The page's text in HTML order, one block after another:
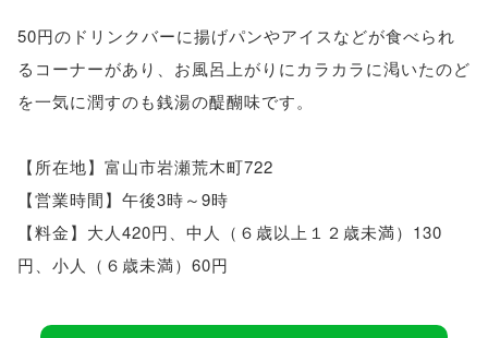
50円のドリンクバーに揚げパンやアイスなどが食べられ
るコーナーがあり、お風呂上がりにカラカラに渇いたのど
を一気に潤すのも銭湯の醍醐味です。
【所在地】富山市岩瀬荒木町722
【営業時間】午後3時～9時
【料金】大人420円、中人（６歳以上１２歳未満）130
円、小人（６歳未満）60円